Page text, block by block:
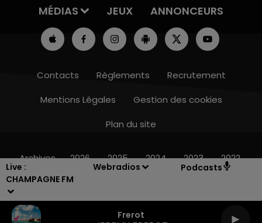
Live :
CHAMPAGNE FM
Webradios Podcasts
Frerot
16h00 - 20h00
MÉDIAS
JEUX ANNONCEURS
Contacts Règlements
Recrutement
Mentions Légales
Gestion des cookies
Plan du site
Archives 2026 2025 2024 2023 2022